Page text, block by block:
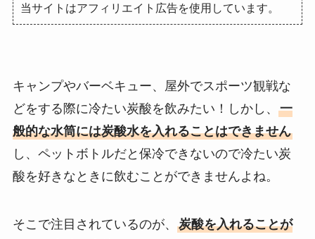
当サイトはアフィリエイト広告を使用しています。
キャンプやバーベキュー、屋外でスポーツ観戦な
どをする際に冷たい炭酸を飲みたい！しかし、 一
般的な水筒には炭酸水を入れることはできません
し、ペットボトルだと保冷できないので冷たい炭
酸を好きなときに飲むことができませんよね。
そこで注目されているのが、 炭酸を入れることが